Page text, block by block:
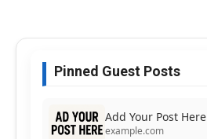
Pinned Guest Posts
Add Your Post Here
example.com